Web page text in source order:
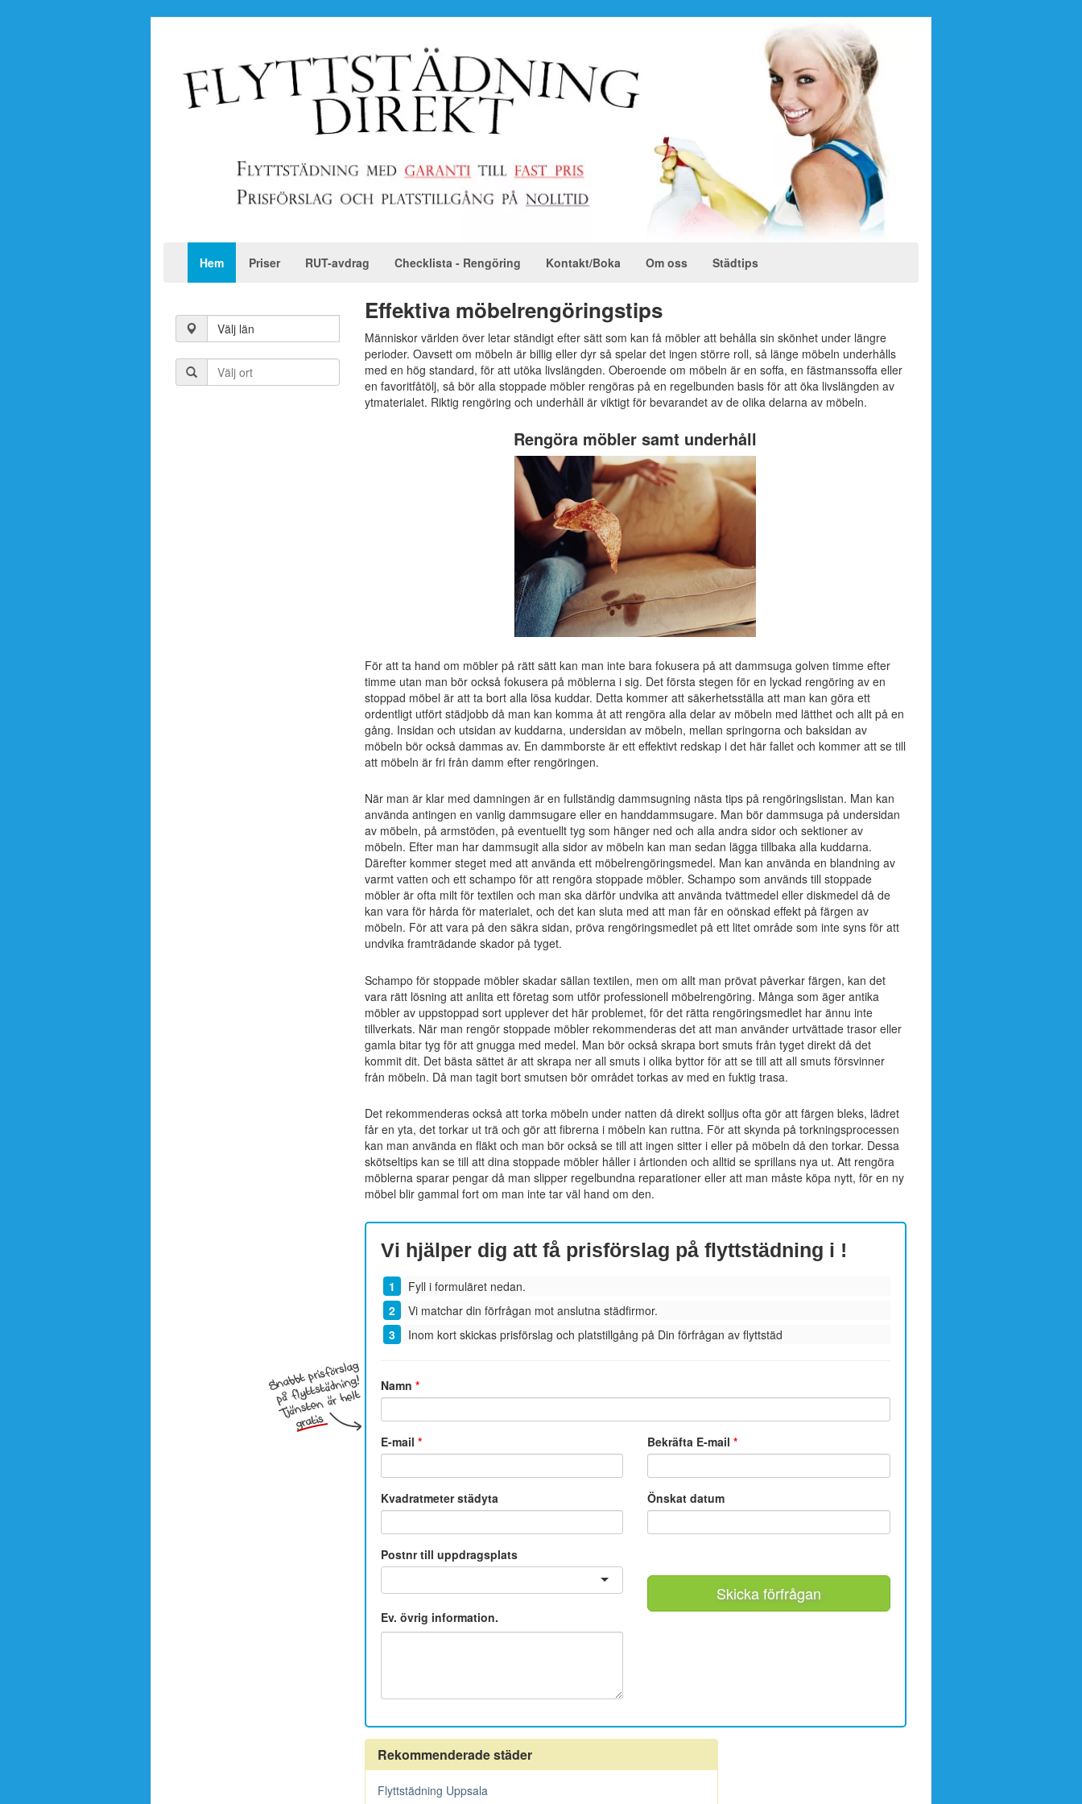
Hem Priser RUT-avdrag Checklista - Rengöring Kontakt/Boka Om oss Städtips
Välj län
Effektiva möbelrengöringstips
Människor världen över letar ständigt efter sätt som kan få möbler att behålla sin skönhet under längre
perioder. Oavsett om möbeln är billig eller dyr så spelar det ingen större roll, så länge möbeln underhålls
med en hög standard, för att utöka livslängden. Oberoende om möbeln är en soffa, en fästmanssoffa eller
en favoritfåtölj, så bör alla stoppade möbler rengöras på en regelbunden basis för att öka livslängden av
ytmaterialet. Riktig rengöring och underhåll är viktigt för bevarandet av de olika delarna av möbeln.
Rengöra möbler samt underhåll
För att ta hand om möbler på rätt sätt kan man inte bara fokusera på att dammsuga golven timme efter
timme utan man bör också fokusera på möblerna i sig. Det första stegen för en lyckad rengöring av en
stoppad möbel är att ta bort alla lösa kuddar. Detta kommer att säkerhetsställa att man kan göra ett
ordentligt utfört städjobb då man kan komma åt att rengöra alla delar av möbeln med lätthet och allt på en
gång. Insidan och utsidan av kuddarna, undersidan av möbeln, mellan springorna och baksidan av
möbeln bör också dammas av. En dammborste är ett effektivt redskap i det här fallet och kommer att se till
att möbeln är fri från damm efter rengöringen.
När man är klar med damningen är en fullständig dammsugning nästa tips på rengöringslistan. Man kan
använda antingen en vanlig dammsugare eller en handdammsugare. Man bör dammsuga på undersidan
av möbeln, på armstöden, på eventuellt tyg som hänger ned och alla andra sidor och sektioner av
möbeln. Efter man har dammsugit alla sidor av möbeln kan man sedan lägga tillbaka alla kuddarna.
Därefter kommer steget med att använda ett möbelrengöringsmedel. Man kan använda en blandning av
varmt vatten och ett schampo för att rengöra stoppade möbler. Schampo som används till stoppade
möbler är ofta milt för textilen och man ska därför undvika att använda tvättmedel eller diskmedel då de
kan vara för hårda för materialet, och det kan sluta med att man får en oönskad effekt på färgen av
möbeln. För att vara på den säkra sidan, pröva rengöringsmedlet på ett litet område som inte syns för att
undvika framträdande skador på tyget.
Schampo för stoppade möbler skadar sällan textilen, men om allt man prövat påverkar färgen, kan det
vara rätt lösning att anlita ett företag som utför professionell möbelrengöring. Många som äger antika
möbler av uppstoppad sort upplever det här problemet, för det rätta rengöringsmedlet har ännu inte
tillverkats. När man rengör stoppade möbler rekommenderas det att man använder urtvättade trasor eller
gamla bitar tyg för att gnugga med medel. Man bör också skrapa bort smuts från tyget direkt då det
kommit dit. Det bästa sättet är att skrapa ner all smuts i olika byttor för att se till att all smuts försvinner
från möbeln. Då man tagit bort smutsen bör området torkas av med en fuktig trasa.
Det rekommenderas också att torka möbeln under natten då direkt solljus ofta gör att färgen bleks, lädret
får en yta, det torkar ut trä och gör att fibrerna i möbeln kan ruttna. För att skynda på torkningsprocessen
kan man använda en fläkt och man bör också se till att ingen sitter i eller på möbeln då den torkar. Dessa
skötseltips kan se till att dina stoppade möbler håller i årtionden och alltid se sprillans nya ut. Att rengöra
möblerna sparar pengar då man slipper regelbundna reparationer eller att man måste köpa nytt, för en ny
möbel blir gammal fort om man inte tar väl hand om den.
Vi hjälper dig att få prisförslag på flyttstädning i !
Fyll i formuläret nedan.
Vi matchar din förfrågan mot anslutna städfirmor.
Inom kort skickas prisförslag och platstillgång på Din förfrågan av flyttstäd
Namn *
E-mail * Bekräfta E-mail*
Kvadratmeter städyta Önskat datum
Postnr till uppdragsplats
Ev. övrig information.
Skicka förfrågan
Rekommenderade städer
Flyttstädning Uppsala